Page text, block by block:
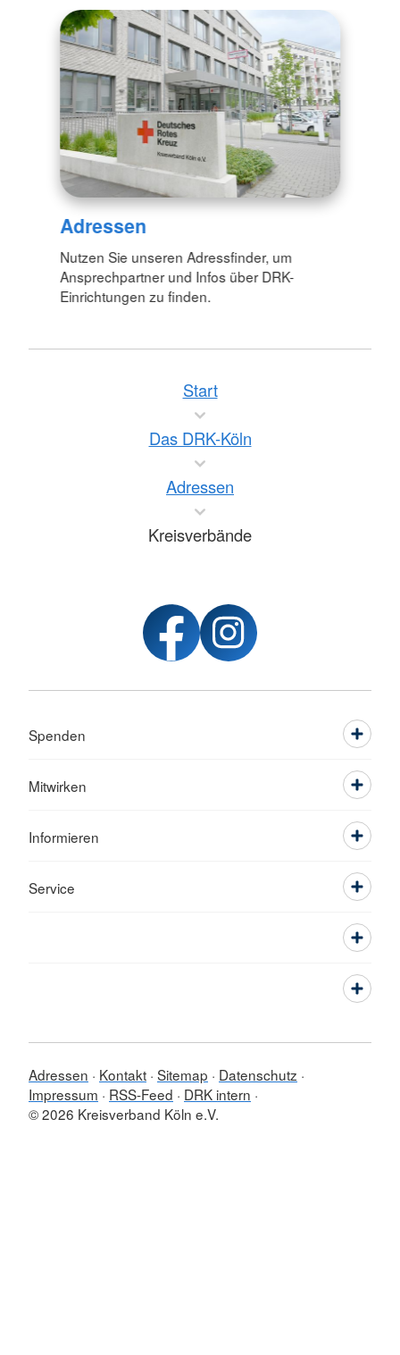
Adressen
Nutzen Sie unseren Adressfinder, um
Ansprechpartner und Infos über DRK-
Einrichtungen zu finden.
Start
Das DRK-Köln
Adressen
Kreisverbände
Spenden
Mitwirken
Informieren
Service
Adressen Kontakt Sitemap
Datenschutz
Impressum
RSS-Feed
DRK intern
© 2026 Kreisverband Köln e.V.